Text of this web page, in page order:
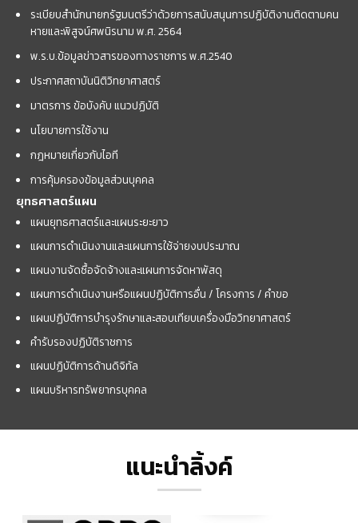
ระเบียบสำนักนายกรัฐมนตรีว่าด้วยการสนับสนุนการปฏิบัติงานติดตามคน
หายและพิสูจน์ศพนิรนาม พ.ศ. 2564
พ.ร.บ.ข้อมูลข่าวสารของทางราชการ พ.ศ.2540
ประกาศสถาบันนิติวิทยาศาสตร์
มาตรการ ข้อบังคับ แนวปฏิบัติ
นโยบายการใช้งาน
กฎหมายเกี่ยวกับไอที
การคุ้มครองข้อมูลส่วนบุคคล
ยุทธศาสตร์แผน
แผนยุทธศาสตร์และแผนระยะยาว
แผนการดำเนินงานและแผนการใช้จ่ายงบประมาณ
แผนงานจัดซื้อจัดจ้างและแผนการจัดหาพัสดุ
แผนการดำเนินงานหรือแผนปฏิบัติการอื่น / โครงการ / คำขอ
แผนปฏิบัติการบำรุงรักษาและสอบเทียบเครื่องมือวิทยาศาสตร์
คำรับรองปฏิบัติราชการ
แผนปฏิบัติการด้านดิจิทัล
แผนบริหารทรัพยากรบุคคล
แนะนำลิ้งค์